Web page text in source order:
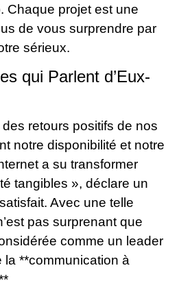
Chaque projet est une
de vous surprendre par
sérieux.
qui Parlent d’Eux-
retours positifs de nos
notre disponibilité et notre
a su transformer
tangibles », déclare un
Avec une telle
pas surprenant que
comme un leader
**communication à